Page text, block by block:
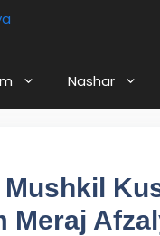
Nashar
Mushkil
Meraj